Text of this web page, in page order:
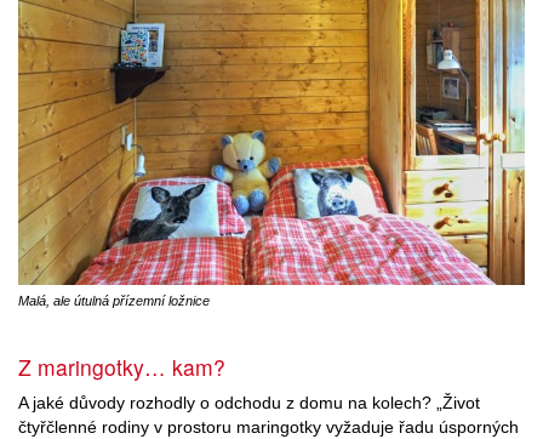
Malá, ale útulná přízemní ložnice
Z maringotky… kam?
A jaké důvody rozhodly o odchodu z domu na kolech? „Život
čtyřčlenné rodiny v prostoru maringotky vyžaduje řadu úsporných